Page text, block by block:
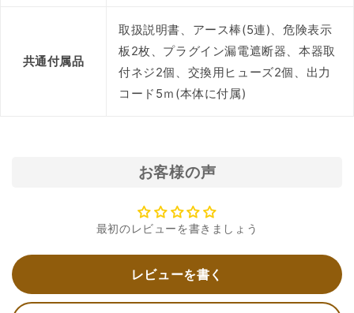
共通付属品
取扱説明書、アース棒(5連)、危険表示
板2枚、プラグイン漏電遮断器、本器取
付ネジ2個、交換用ヒューズ2個、出力
コード5ｍ(本体に付属)
お客様の声
最初のレビューを書きましょう
レビューを書く